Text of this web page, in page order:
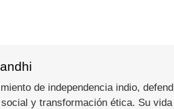
de independencia indio,
y transformación ética. Su